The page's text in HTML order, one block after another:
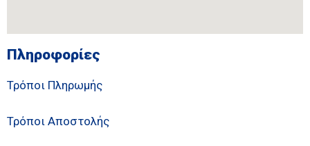
Πληροφορίες
Τρόποι Πληρωμής
Τρόποι Αποστολής